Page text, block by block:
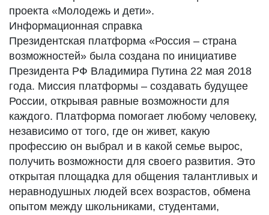
проекта «Молодежь и дети».
Информационная справка
Президентская платформа «Россия – страна
возможностей» была создана по инициативе
Президента РФ Владимира Путина 22 мая 2018
года. Миссия платформы – создавать будущее
России, открывая равные возможности для
каждого. Платформа помогает любому человеку,
независимо от того, где он живет, какую
профессию он выбрал и в какой семье вырос,
получить возможности для своего развития. Это
открытая площадка для общения талантливых и
неравнодушных людей всех возрастов, обмена
опытом между школьниками, студентами,